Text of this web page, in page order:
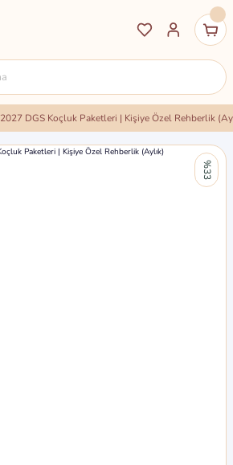
2027 DGS Koçluk Paketleri | Kişiye Özel Rehberlik
%33